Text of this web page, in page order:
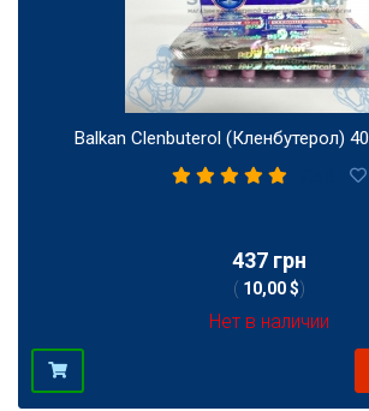
Balkan Clenbuterol (Кленбутерол)
437 грн
( 10,00 $)
Нет в наличии